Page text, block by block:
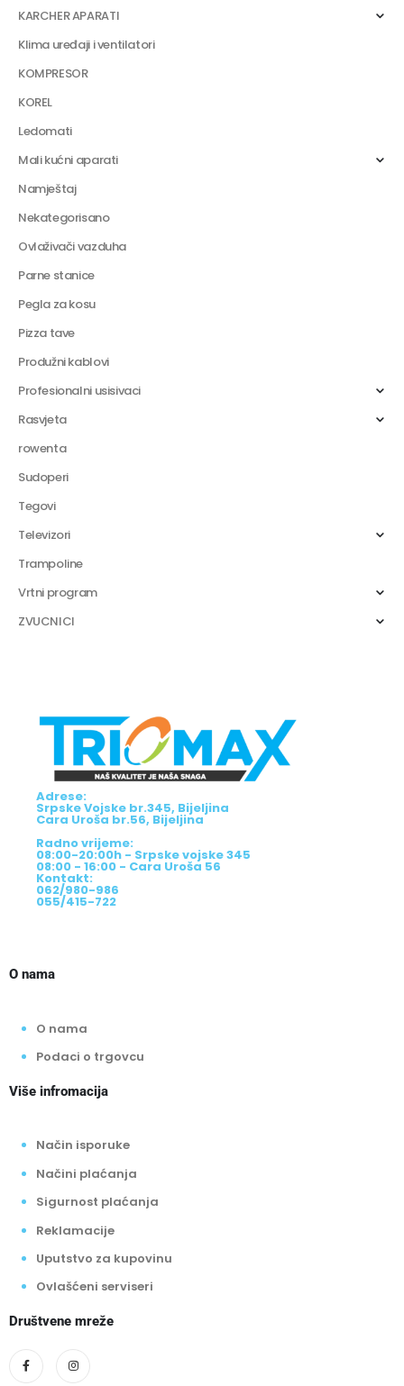
KARCHER APARATI
Klima uređaji i ventilatori
KOMPRESOR
KOREL
Ledomati
Mali kućni aparati
Namještaj
Nekategorisano
Ovlaživači vazduha
Parne stanice
Pegla za kosu
Pizza tave
Produžni kablovi
Profesionalni usisivaci
Rasvjeta
rowenta
Sudoperi
Tegovi
Televizori
Trampoline
Vrtni program
ZVUCNICI
Adrese:
Srpske Vojske br.345, Bijeljina
Cara Uroša br.56, Bijeljina
Radno vrijeme:
08:00-20:00h - Srpske vojske 345
08:00 - 16:00 - Cara Uroša 56
Kontakt:
062/980-986
055/415-722
O nama
O nama
Podaci o trgovcu
Više infromacija
Način isporuke
Načini plaćanja
Sigurnost plaćanja
Reklamacije
Uputstvo za kupovinu
Ovlašćeni serviseri
Društvene mreže